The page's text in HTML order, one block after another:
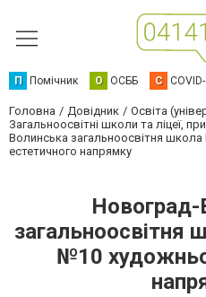
П Помічник О ОСББ C
Головна Довідник
Освіта
Загальноосвітні школи та ліцеї,
Волинська загальноосвітня школа
естетичного напрямку
Новоград-
загальноосвітня
№10